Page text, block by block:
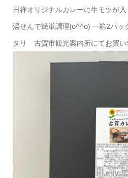
日祥オリジナルカレーに牛モツが
湯せんで簡単調理(o^^o) 一箱2パ
タリ 古賀市観光案内所にてお買い